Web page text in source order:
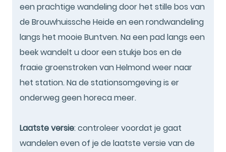
een prachtige wandeling door het stille bos van
de Brouwhuissche Heide en een rondwandeling
langs het mooie Buntven. Na een pad langs een
beek wandelt u door een stukje bos en de
fraaie groenstroken van Helmond weer naar
het station. Na de stationsomgeving is er
onderweg geen horeca meer.
Laatste versie: controleer voordat je gaat
wandelen even of je de laatste versie van de